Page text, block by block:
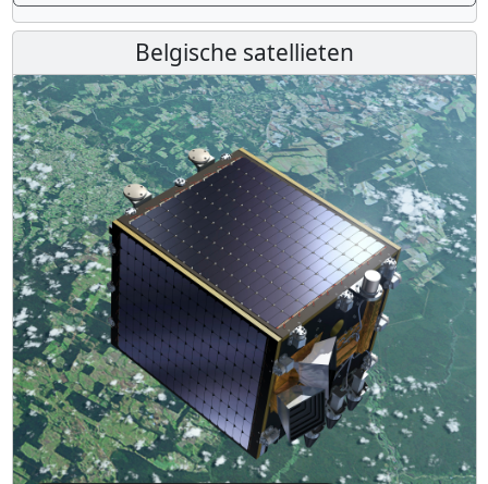
Belgische satellieten